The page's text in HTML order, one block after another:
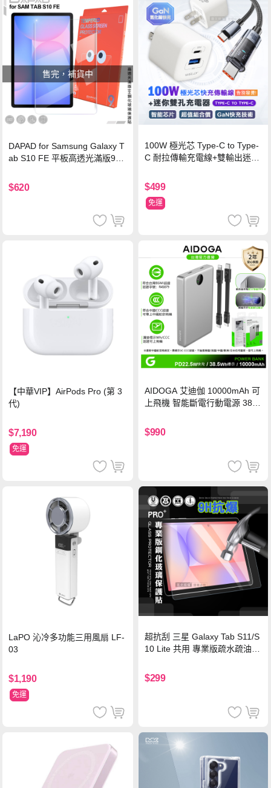
售完，補貨中
DAPAD for Samsung Galaxy T
ab S10 FE 平板高透光滿版9H
$620
100W 極光芯 Type-C to Type-
C 耐拉傳輸充電線+雙輸出迷你
$499
免運
【中華VIP】AirPods Pro (第 3
代)
$7,190
免運
AIDOGA 艾迪伽 10000mAh 可
上飛機 智能斷電行動電源 38.5
灣BSMI/中國CCC/歐美CE/FCC
認證
$990
LaPO 沁冷多功能三用風扇 LF-
03
$1,190
免運
超抗刮 三星 Galaxy Tab S11/S
10 Lite 共用 專業版疏水疏油9
$299